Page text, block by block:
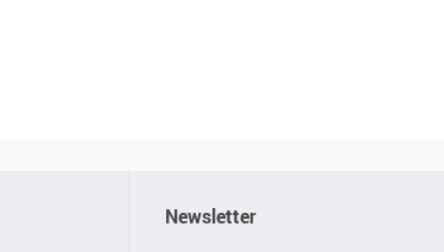
Newsletter